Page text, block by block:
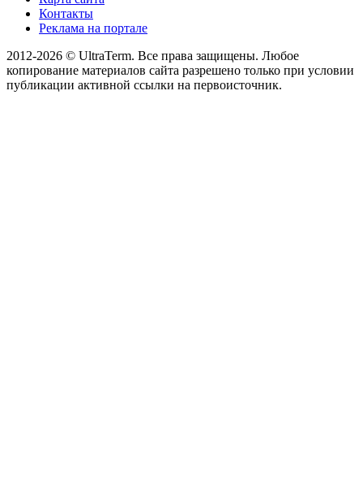
Контакты
Реклама на портале
2012-2026 © UltraTerm. Все права защищены. Любое
копирование материалов сайта разрешено только при условии
публикации активной ссылки на первоисточник.